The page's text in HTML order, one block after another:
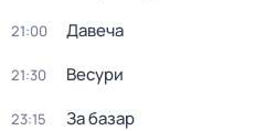
21:00 Давеча
21:30 Весури
23:15 За базар